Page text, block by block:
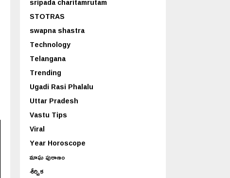
STOTRAS
swapna shastra
Technology
Telangana
Trending
Ugadi Rasi Phalalu
Uttar Pradesh
Vastu Tips
Viral
Year Horoscope
మాఘ పురాణం
శీర్షిక